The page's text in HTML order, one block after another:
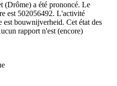
(Drôme) a été prononcé. Le
est 502056492. L'activité
est bouwnijverheid. Cet état des
rapport n'est (encore)